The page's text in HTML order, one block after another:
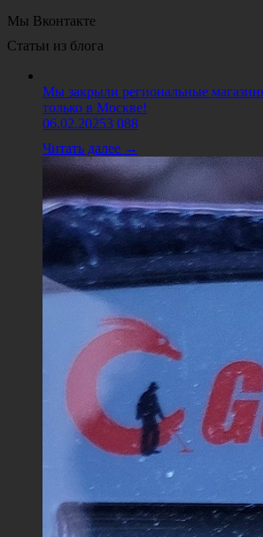
Мы Вконтакте
Статьи из блога
Мы закрыли региональные
только в Москве!
06.02.20253 088
Читать далее →